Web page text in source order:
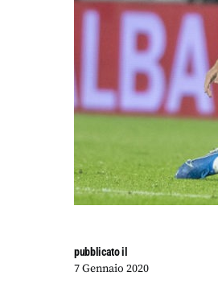
pubblicato il
7 Gennaio 2020